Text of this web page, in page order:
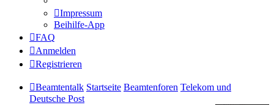
Impressum
Beihilfe-App
FAQ
Anmelden
Registrieren
Beamtentalk Startseite Beamtenforen Telekom und
Deutsche Post